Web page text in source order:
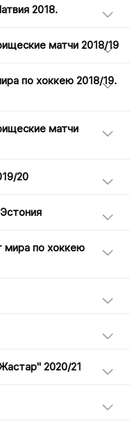
2018.
матчи 2018/19
по хоккею 2018/19.
матчи
20
по хоккею
2020/21